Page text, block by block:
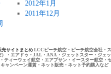
2012年1月
2011年12月
売サイトまとめ LCCピーチ航空・ピーチ航空会社・
）・エアドゥ・JAL・ANA・ジェットスター・ジェ
ティーウェイ航空・エアプサン・イースター航空
ャンペーン運賃・ネット販売・ネット予約購入など